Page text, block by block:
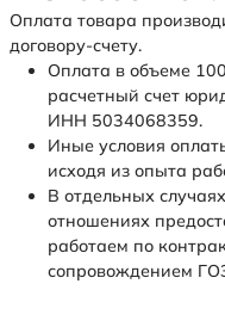
Оплата товара
договору-счету.
Оплата в объеме
расчетный счет
ИНН 5034068359.
Иные условия
исходя из опыта
В отдельных
отношениях
работаем по
сопровождением